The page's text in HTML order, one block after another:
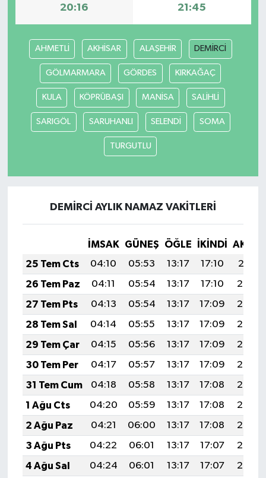
20:16 21:45
AHMETLİ AKHİSAR ALAŞEHİR DEMİRCİ
GÖLMARMARA GÖRDES KIRKAĞAÇ
KULA KÖPRÜBAŞI MANİSA SALİHLİ
SARIGÖL SARUHANLI SELENDİ SOMA
TURGUTLU
DEMİRCİ AYLIK NAMAZ VAKITLERI
İMSAK GÜNEŞ ÖĞLE İKINDI
25 Tem Cts
04:10 05:53 13:17 17:10
20:31
26 Tem Paz
04:11 05:54 13:17 17:10
20:30
27 Tem Pts
04:13 05:54 13:17 17:09
20:30
28 Tem Sal
04:14 05:55 13:17 17:09
20:29
29 Tem Çar
04:15 05:56 13:17 17:09
20:28
30 Tem Per
04:17 05:57 13:17 17:09
20:27
31 Tem Cum
04:18 05:58 13:17 17:08
20:26
1 Ağu Cts
04:20 05:59 13:17 17:08
20:25
2 Ağu Paz
04:21 06:00 13:17 17:08
20:24
3 Ağu Pts
04:22 06:01 13:17 17:07
20:23
4 Ağu Sal
04:24 06:01 13:17 17:07
20:22